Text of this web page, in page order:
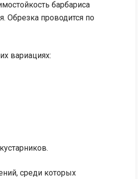
барбариса
Обрезка проводится по
вариациях:
среди которых